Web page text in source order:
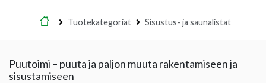
Etusivu
Tuotekategoriat Sisustus- ja saunalistat
Puutoimi – puuta ja paljon muuta rakentamiseen ja
sisustamiseen